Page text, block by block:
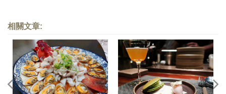
相關文章: